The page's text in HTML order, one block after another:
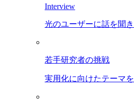
Interview
光のユーザーに話を聞
若手研究者の挑戦
実用化に向けたテーマ